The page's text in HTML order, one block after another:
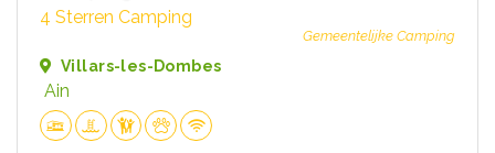
4 Sterren Camping
Gemeentelijke Camping
Villars-les-Dombes
Ain